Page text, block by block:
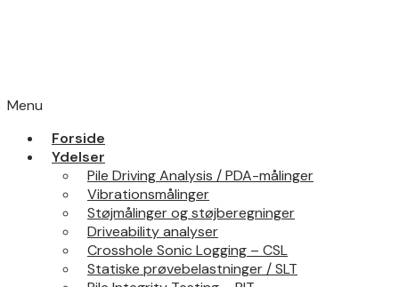
Menu
Forside
Ydelser
Pile Driving Analysis / PDA-målinger
Vibrationsmålinger
Støjmålinger og støjberegninger
Driveability analyser
Crosshole Sonic Logging – CSL
Statiske prøvebelastninger / SLT